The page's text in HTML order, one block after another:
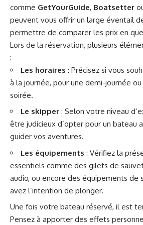
comme GetYourGuide, Boatsetter
peuvent vous offrir un large éventail
permettre de comparer les prix en
Lors de la réservation, plusieurs
:
Les horaires : Précisez si vous
à la journée, pour une demi-journée
soirée.
Le skipper : Selon votre niveau
être judicieux d’opter pour un bateau
guider vos aventures.
Les équipements : Vérifiez la
essentiels comme des gilets de
audio, ou encore des équipements de
avez l’intention de plonger.
Une fois votre bateau réservé, il est
Pensez à apporter des effets